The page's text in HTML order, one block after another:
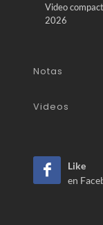
Video
2026
Notas
Videos
Like
en